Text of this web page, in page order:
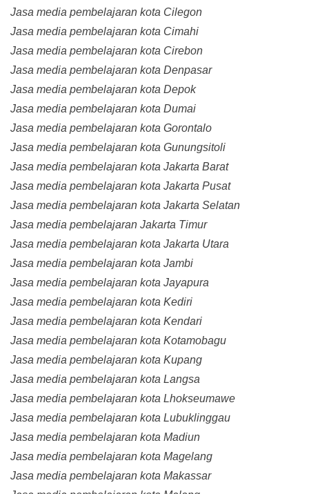
Jasa media pembelajaran kota Cilegon
Jasa media pembelajaran kota Cimahi
Jasa media pembelajaran kota Cirebon
Jasa media pembelajaran kota Denpasar
Jasa media pembelajaran kota Depok
Jasa media pembelajaran kota Dumai
Jasa media pembelajaran kota Gorontalo
Jasa media pembelajaran kota Gunungsitoli
Jasa media pembelajaran kota Jakarta Barat
Jasa media pembelajaran kota Jakarta Pusat
Jasa media pembelajaran kota Jakarta Selatan
Jasa media pembelajaran Jakarta Timur
Jasa media pembelajaran kota Jakarta Utara
Jasa media pembelajaran kota Jambi
Jasa media pembelajaran kota Jayapura
Jasa media pembelajaran kota Kediri
Jasa media pembelajaran kota Kendari
Jasa media pembelajaran kota Kotamobagu
Jasa media pembelajaran kota Kupang
Jasa media pembelajaran kota Langsa
Jasa media pembelajaran kota Lhokseumawe
Jasa media pembelajaran kota Lubuklinggau
Jasa media pembelajaran kota Madiun
Jasa media pembelajaran kota Magelang
Jasa media pembelajaran kota Makassar